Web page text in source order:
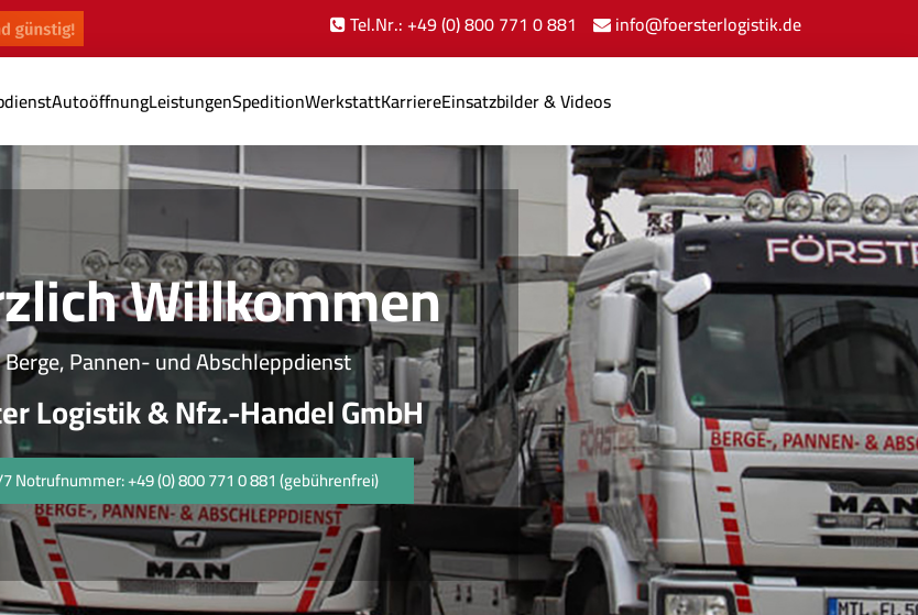
Tel.Nr.: +49 (0) 800 771 0 881 info@foersterlogistik.de
AutoöffnungLeistungenSpeditionWerkstattKarriereEinsatzbilder & Videos
Willkommen
Berge, Pannen- und Abschleppdienst
Logistik & Nfz.-Handel GmbH
Notrufnummer: +49 (0) 800 771 0 881 (gebührenfrei)